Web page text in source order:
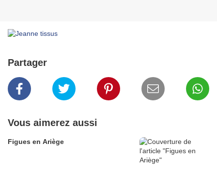
Partager
Vous aimerez aussi
Figues en Ariège